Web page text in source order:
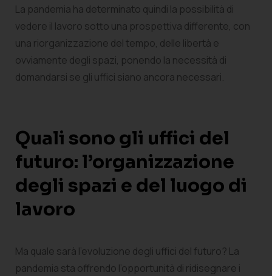
La pandemia ha determinato quindi la possibilità di
vedere il lavoro sotto una prospettiva differente, con
una riorganizzazione del tempo, delle libertà e
ovviamente degli spazi, ponendo la necessità di
domandarsi se gli uffici siano ancora necessari.
Quali sono gli uffici del
futuro: l’organizzazione
degli spazi e del luogo di
lavoro
Ma quale sarà l’evoluzione degli uffici del futuro? La
pandemia sta offrendo l’opportunità di ridisegnare i